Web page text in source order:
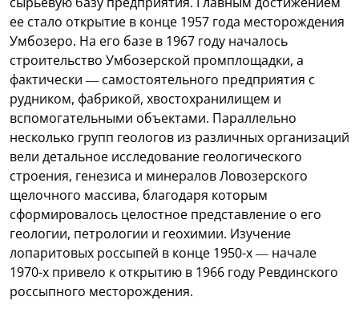
ее стало открытие в конце 1957 года месторождения
Умбозеро. На его базе в 1967 году началось
строительство Умбозерской промплощадки, а
фактически — самостоятельного предприятия с
рудником, фабрикой, хвостохранилищем и
вспомогательными объектами. Параллельно
несколько групп геологов из различных организаций
вели детальное исследование геологического
строения, генезиса и минералов Ловозерского
щелочного массива, благодаря которым
сформировалось целостное представление о его
геологии, петрологии и геохимии. Изучение
лопаритовых россыпей в конце 1950-х — начале
1970-х привело к открытию в 1966 году Ревдинского
россыпного месторождения.